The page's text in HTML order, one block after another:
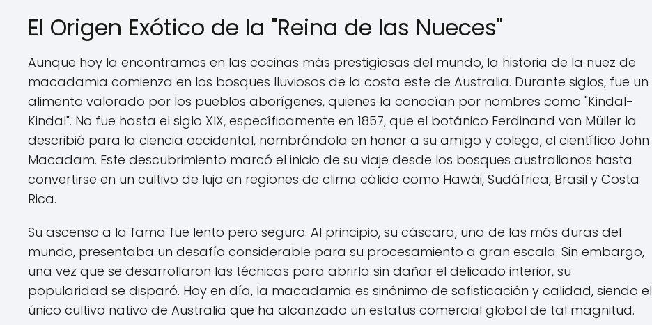
El Origen Exótico de la "Reina de las Nueces"
Aunque hoy la encontramos en las cocinas más prestigiosas del mundo, la historia de la nuez de
macadamia comienza en los bosques lluviosos de la costa este de Australia. Durante siglos, fue un
alimento valorado por los pueblos aborígenes, quienes la conocían por nombres como "Kindal-
Kindal". No fue hasta el siglo XIX, específicamente en 1857, que el botánico Ferdinand von Müller la
describió para la ciencia occidental, nombrándola en honor a su amigo y colega, el científico John
Macadam. Este descubrimiento marcó el inicio de su viaje desde los bosques australianos hasta
convertirse en un cultivo de lujo en regiones de clima cálido como Hawái, Sudáfrica, Brasil y Costa
Rica.
Su ascenso a la fama fue lento pero seguro. Al principio, su cáscara, una de las más duras del
mundo, presentaba un desafío considerable para su procesamiento a gran escala. Sin embargo,
una vez que se desarrollaron las técnicas para abrirla sin dañar el delicado interior, su
popularidad se disparó. Hoy en día, la macadamia es sinónimo de sofisticación y calidad, siendo el
único cultivo nativo de Australia que ha alcanzado un estatus comercial global de tal magnitud.